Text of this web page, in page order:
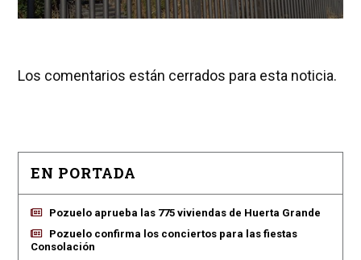
Los comentarios están cerrados para esta noticia.
EN PORTADA
Pozuelo aprueba las 775 viviendas de Huerta Grande
Pozuelo confirma los conciertos para las fiestas
Consolación